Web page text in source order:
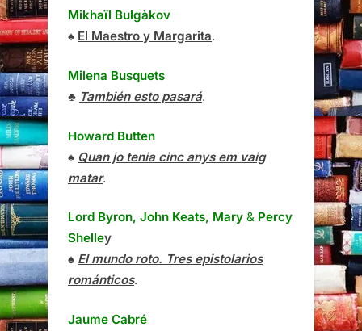
Mikhaïl Bulgàkov
♠ El Maestro y Margarita.
Milena Busquets
♣ También esto pasará.
Howard Butten
♠ Quan jo tenia cinc anys em vaig
matar.
Lord Byron, John Keats, Mary & Percy
Shelley
♠ El mundo roto. Tres epistolarios
románticos.
Jaume Cabré